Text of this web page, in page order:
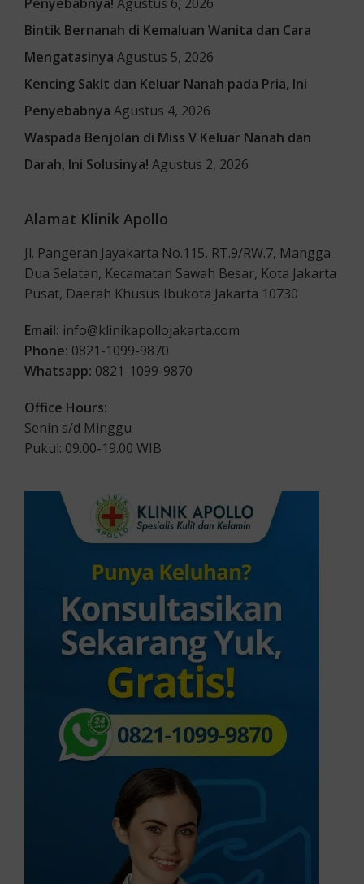
Bintik Bernanah di Kemaluan Wanita dan Cara
Mengatasinya Agustus 5, 2026
Kencing Sakit dan Keluar Nanah pada Pria, Ini
Penyebabnya Agustus 4, 2026
Waspada Benjolan di Miss V Keluar Nanah dan
Darah, Ini Solusinya! Agustus 2, 2026
Alamat Klinik Apollo
Jl. Pangeran Jayakarta No.115, RT.9/RW.7, Mangga
Dua Selatan, Kecamatan Sawah Besar, Kota Jakarta
Pusat, Daerah Khusus Ibukota Jakarta 10730
Email: info@klinikapollojakarta.com
Phone: 0821-1099-9870
Whatsapp: 0821-1099-9870
Office Hours:
Senin s/d Minggu
Pukul: 09.00-19.00 WIB